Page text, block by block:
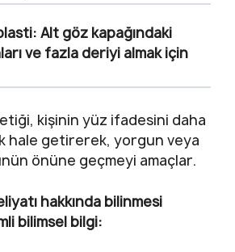
Alt göz kapağındaki
ve fazla deriyi almak için
kişinin yüz ifadesini daha
hale getirerek, yorgun veya
önüne geçmeyi amaçlar.
hakkında bilinmesi
bilimsel bilgi: